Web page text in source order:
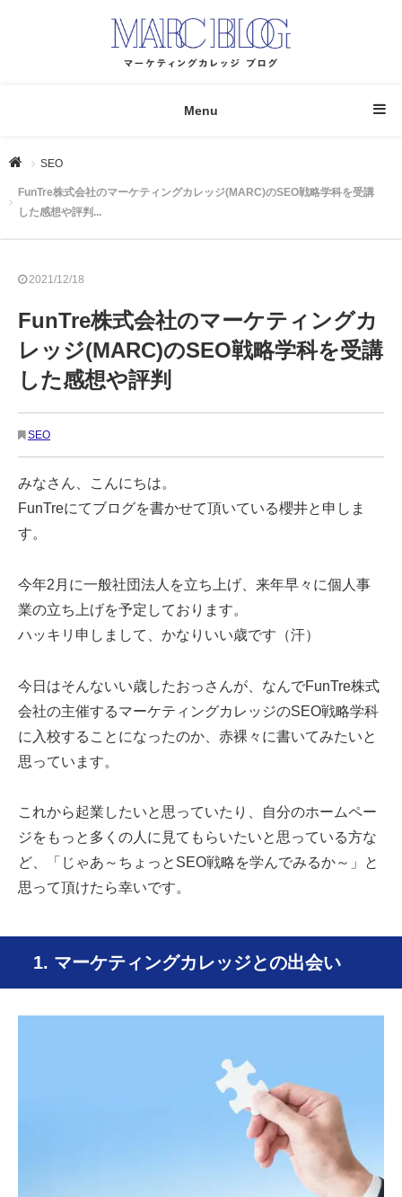
Menu
SEO
FunTre株式会社のマーケティングカレッジ(MARC)のSEO戦略学科を受講
した感想や評判...
2021/12/18
FunTre株式会社のマーケティングカ
レッジ(MARC)のSEO戦略学科を受講
した感想や評判
SEO
みなさん、こんにちは。
FunTreにてブログを書かせて頂いている櫻井と申しま
す。
今年2月に一般社団法人を立ち上げ、来年早々に個人事
業の立ち上げを予定しております。
ハッキリ申しまして、かなりいい歳です（汗）
今日はそんないい歳したおっさんが、なんでFunTre株式
会社の主催するマーケティングカレッジのSEO戦略学科
に入校することになったのか、赤裸々に書いてみたいと
思っています。
これから起業したいと思っていたり、自分のホームペー
ジをもっと多くの人に見てもらいたいと思っている方な
ど、「じゃあ～ちょっとSEO戦略を学んでみるか～」と
思って頂けたら幸いです。
1. マーケティングカレッジとの出会い